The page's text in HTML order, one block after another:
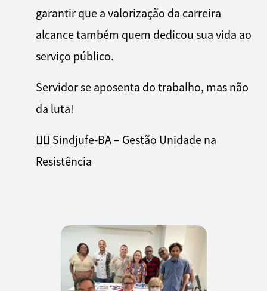
garantir que a valorização da carreira
alcance também quem dedicou sua vida ao
serviço público.
Servidor se aposenta do trabalho, mas não
da luta!
✊🏾 Sindjufe-BA – Gestão Unidade na
Resistência